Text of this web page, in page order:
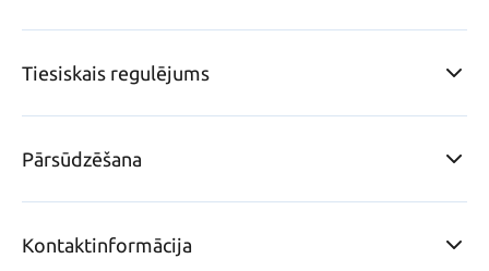
Tiesiskais regulējums
Pārsūdzēšana
Kontaktinformācija